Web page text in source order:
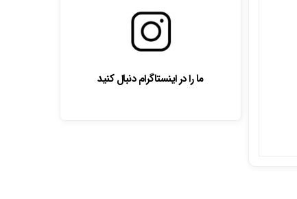
ما را در اینستاگرام دنبال کنید